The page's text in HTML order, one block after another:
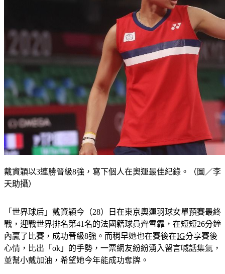
戴資穎以3連勝晉級8強，寫下個人在奧運最佳紀錄。（圖／李
天助攝）
「世界球后」戴資穎今（28）日在東京奧運羽球女單預賽最終
戰，迎戰世界排名第41名的法國籍球員齊雪霏，在短短26分鐘
內贏了比賽，成功晉級8強。而稍早她也在賽後在IG分享賽後
心情，比出「ok」的手勢，一票網友紛紛湧入留言喊話集氣，
並幫小戴加油，希望她今年能成功奪牌。